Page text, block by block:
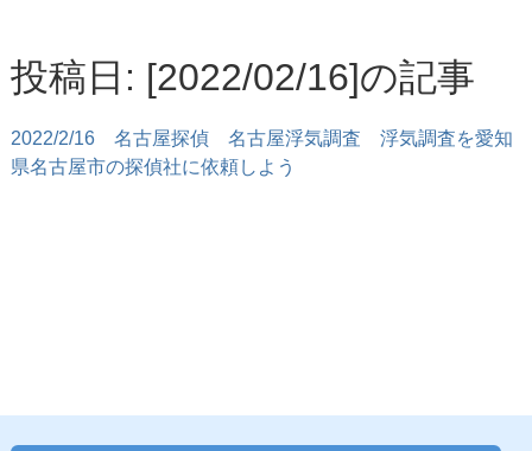
投稿日: [2022/02/16]の記事
2022/2/16
名古屋探偵 名古屋浮気調査 浮気調査を愛知
県名古屋市の探偵社に依頼しよう